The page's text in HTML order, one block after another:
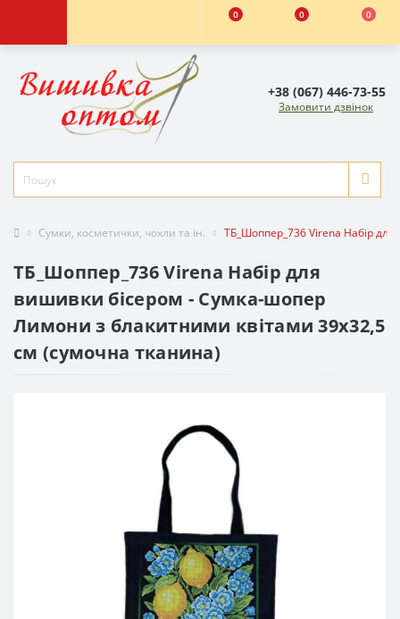
0 0 0
+38 (067) 446-73-55
Замовити дзвінок
Сумки, косметички, чохли та ін. ТБ_Шоппер_736 Virena Набір
ТБ_Шоппер_736 Virena Набір для
вишивки бісером - Сумка-шопер
Лимони з блакитними квітами 39х32,5
см (сумочна тканина)